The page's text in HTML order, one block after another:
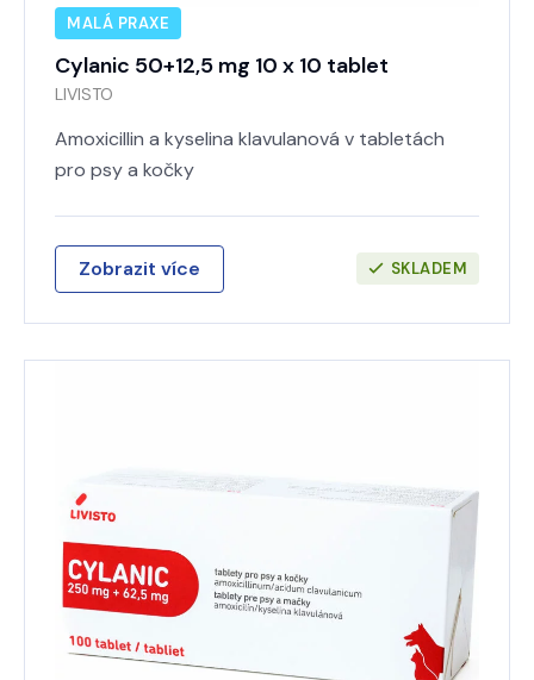
MALÁ PRAXE
Cylanic 50+12,5 mg 10 x 10 tablet
LIVISTO
Amoxicillin a kyselina klavulanová v tabletách
pro psy a kočky
Zobrazit více SKLADEM